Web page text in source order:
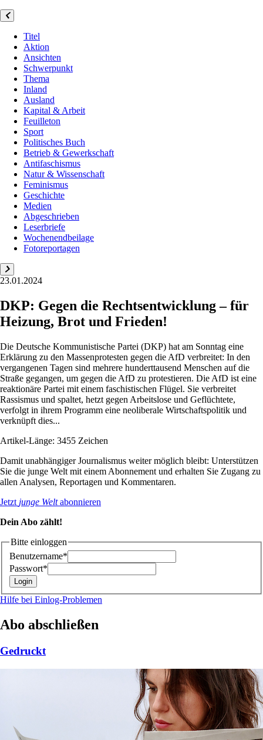
Titel
Aktion
Ansichten
Schwerpunkt
Thema
Inland
Ausland
Kapital & Arbeit
Feuilleton
Sport
Politisches Buch
Betrieb & Gewerkschaft
Antifaschismus
Natur & Wissenschaft
Feminismus
Geschichte
Medien
Abgeschrieben
Leserbriefe
Wochenendbeilage
Fotoreportagen
23.01.2024
DKP: Gegen die Rechtsentwicklung – für
Heizung, Brot und Frieden!
Die Deutsche Kommunistische Partei (DKP) hat am Sonntag eine
Erklärung zu den Massenprotesten gegen die AfD verbreitet: In den
vergangenen Tagen sind mehrere hunderttausend Menschen auf die
Straße gegangen, um gegen die AfD zu protestieren. Die AfD ist eine
reaktionäre Partei mit einem faschistischen Flügel. Sie verbreitet
Rassismus und spaltet, hetzt gegen Arbeitslose und Geflüchtete,
verfolgt in ihrem Programm eine neoliberale Wirtschaftspolitik und
verknüpft dies...
Artikel-Länge: 3455 Zeichen
Damit unabhängiger Journalismus weiter möglich bleibt: Unterstützen
Sie die junge Welt mit einem Abonnement und erhalten Sie Zugang zu
allen Analysen, Reportagen und Kommentaren.
Jetzt junge Weltabonnieren
Dein Abo zählt!
Bitte einloggen
Benutzername*
Passwort*
Hilfe bei Einlog-Problemen
Abo abschließen
Gedruckt